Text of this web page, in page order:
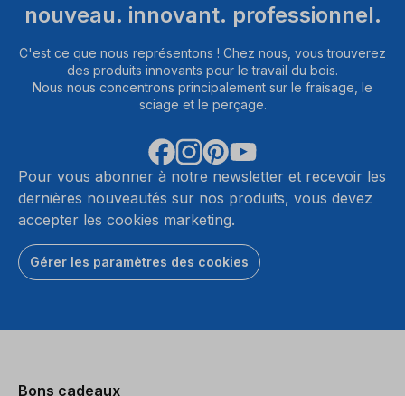
nouveau. innovant. professionnel.
C'est ce que nous représentons ! Chez nous, vous trouverez
des produits innovants pour le travail du bois.
Nous nous concentrons principalement sur le fraisage, le
sciage et le perçage.
Pour vous abonner à notre newsletter et recevoir les
dernières nouveautés sur nos produits, vous devez
accepter les cookies marketing.
Gérer les paramètres des cookies
Bons cadeaux